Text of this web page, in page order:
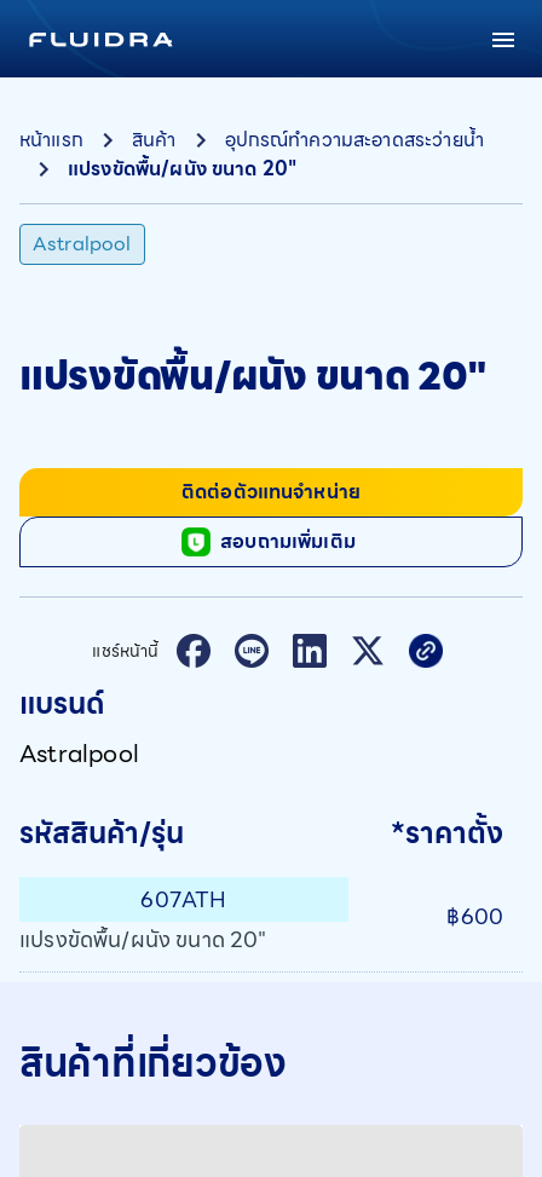
หน้าแรก สินค้า
อุปกรณ์ทำความสะอาดสระว่ายน้ำ
แปรงขัดพื้น/ผนัง ขนาด 20"
Astralpool
แปรงขัดพื้น/ผนัง ขนาด 20"
ติดต่อตัวแทนจำหน่าย
สอบถามเพิ่มเติม
แชร์หน้านี้
แบรนด์
Astralpool
รหัสสินค้า/รุ่น *ราคาตั้ง
607ATH
แปรงขัดพื้น/ผนัง ขนาด 20"
฿600
สินค้าที่เกี่ยวข้อง